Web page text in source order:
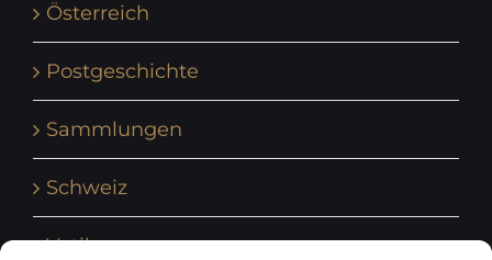
Österreich
Postgeschichte
Sammlungen
Schweiz
Vatikan